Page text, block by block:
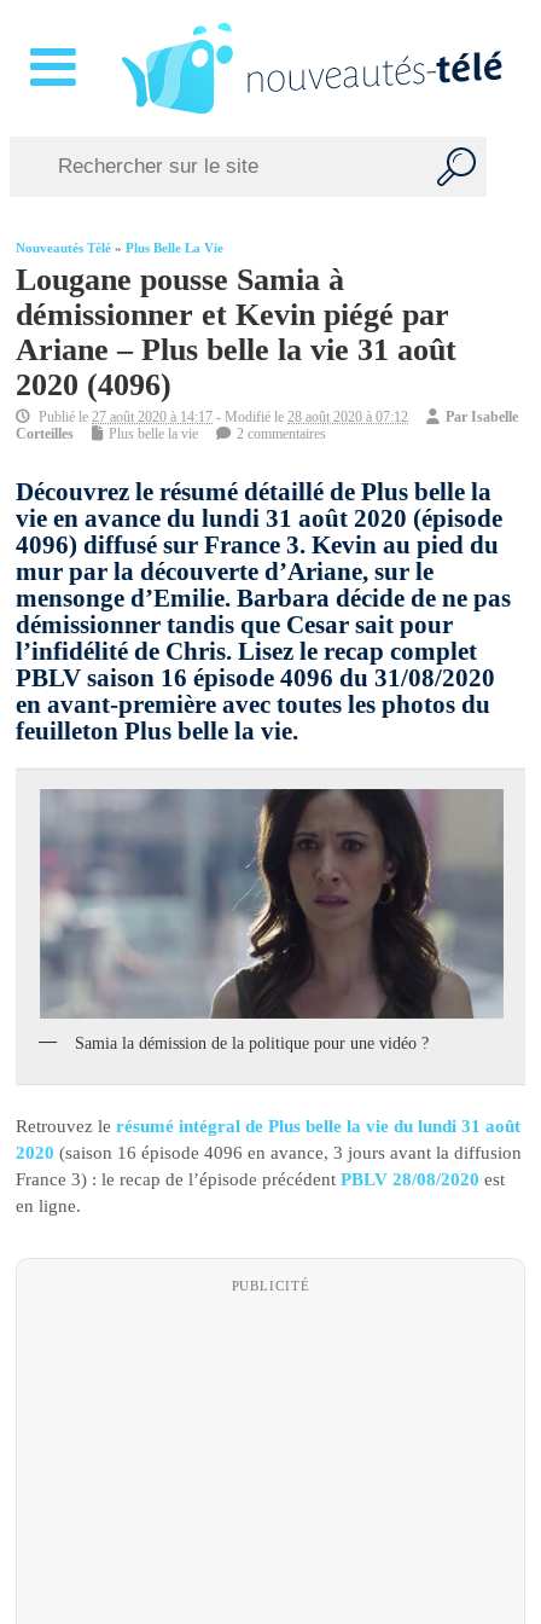
Nouveautés Télé »Plus Belle La Vie
Lougane pousse Samia à
démissionner et Kevin piégé par
Ariane – Plus belle la vie 31 août
2020 (4096)
Publié le27 août 2020 à 14:17 - Modifié le28 août 2020 à 07:12 ParIsabelle
Corteilles
Plus belle la vie 2 commentaires
Découvrez le résumé détaillé de Plus belle la
vie en avance du lundi 31 août 2020 (épisode
4096) diffusé sur France 3. Kevin au pied du
mur par la découverte d’Ariane, sur le
mensonge d’Emilie. Barbara décide de ne pas
démissionner tandis que Cesar sait pour
l’infidélité de Chris. Lisez le recap complet
PBLV saison 16 épisode 4096 du 31/08/2020
en avant-première avec toutes les photos du
feuilleton Plus belle la vie.
Samia la démission de la politique pour une vidéo ?
Retrouvez lerésumé intégral de Plus belle la vie du lundi 31 août
2020 (saison 16 épisode 4096 en avance, 3 jours avant la diffusion
France 3) : le recap de l’épisode précédentPBLV 28/08/2020 est
en ligne.
PUBLICITÉ